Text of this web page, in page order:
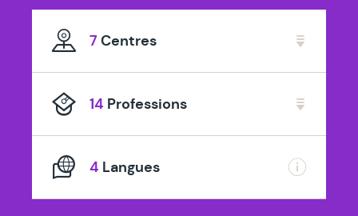
spécialisé
en
7 Centres
14 Professions
4 Langues